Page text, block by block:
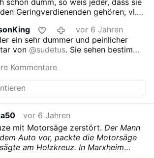
schon dumm, so weis jeder, dass sie
Geringverdienenden gehören, vl.
vor 6 Jahren
ein sehr dummer und peinlicher
von @sudetus. Sie sehen bestimmt
Kommentare
vor 6 Jahren
mit Motorsäge zerstört. Der Mann
Auto vor, packte die Motorsäge
am Holzkreuz. In Marxheim